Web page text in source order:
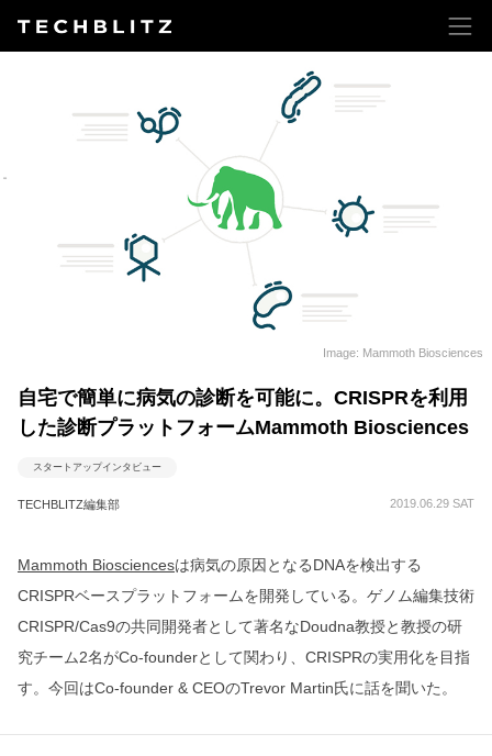
Image: Mammoth Biosciences
自宅で簡単に病気の診断を可能に。CRISPRを利用
した診断プラットフォームMammoth Biosciences
スタートアップインタビュー
TECHBLITZ編集部 2019.06.29 SAT
Mammoth Biosciencesは病気の原因となるDNAを検出する
CRISPRベースプラットフォームを開発している。ゲノム編集技術
CRISPR/Cas9の共同開発者として著名なDoudna教授と教授の研
究チーム2名がCo-founderとして関わり、CRISPRの実用化を目指
す。今回はCo-founder & CEOのTrevor Martin氏に話を聞いた。